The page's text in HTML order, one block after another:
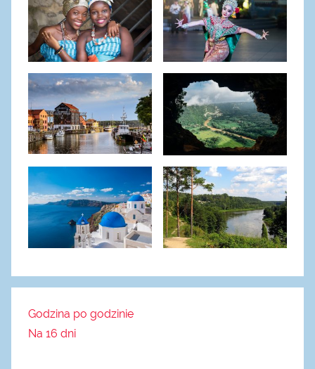
Godzina po godzinie
Na 16 dni